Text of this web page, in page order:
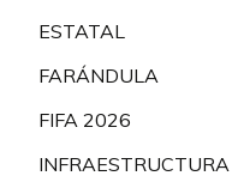
ESTATAL
FARÁNDULA
FIFA 2026
INFRAESTRUCTURA